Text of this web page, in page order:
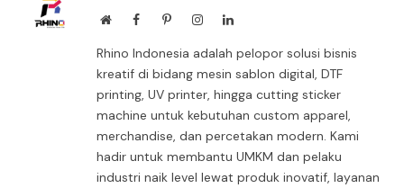
WebsiteFacebookPinterestInstagramLinkedIn
Rhino Indonesia adalah pelopor solusi bisnis
kreatif di bidang mesin sablon digital, DTF
printing, UV printer, hingga cutting sticker
machine untuk kebutuhan custom apparel,
merchandise, dan percetakan modern. Kami
hadir untuk membantu UMKM dan pelaku
industri naik level lewat produk inovatif, layanan